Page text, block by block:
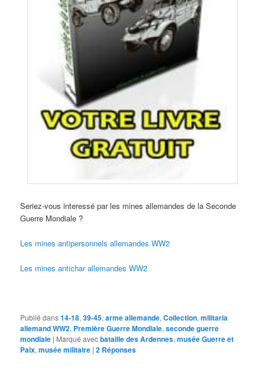
Seriez-vous interessé par les mines allemandes de la Seconde
Guerre Mondiale ?
Les mines antipersonnels allemandes WW2
Les mines antichar allemandes WW2
Publié dans14-18,39-45,arme allemande,Collection,militaria
allemand WW2, Première Guerre Mondiale,seconde guerre
mondiale | Marqué avecbataille des Ardennes,musée Guerre et
Paix,musée militaire |2 Réponses